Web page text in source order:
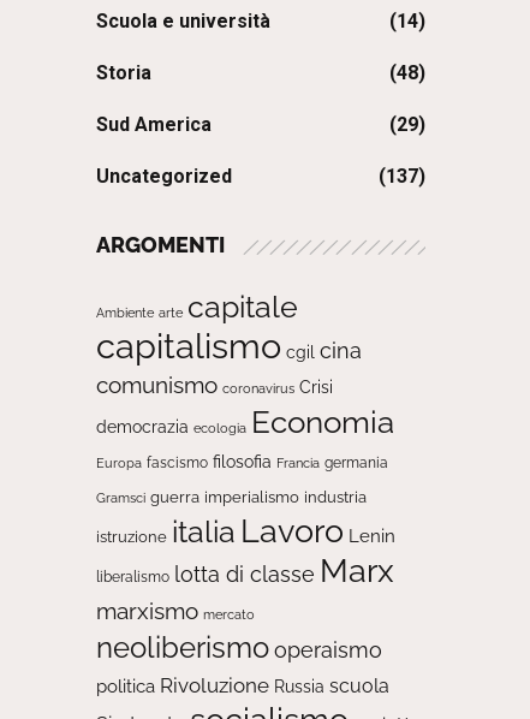
Scuola e università (14)
Storia (48)
Sud America (29)
Uncategorized (137)
ARGOMENTI
Ambiente arte capitale
capitalismo cgil cina
comunismo coronavirus Crisi
democrazia ecologia Economia
Europa fascismo filosofia Francia germania
Gramsci guerra imperialismo industria
istruzione italia Lavoro Lenin
liberalismo lotta di classe Marx
marxismo mercato
neoliberismooperaismo
politica Rivoluzione Russia scuola